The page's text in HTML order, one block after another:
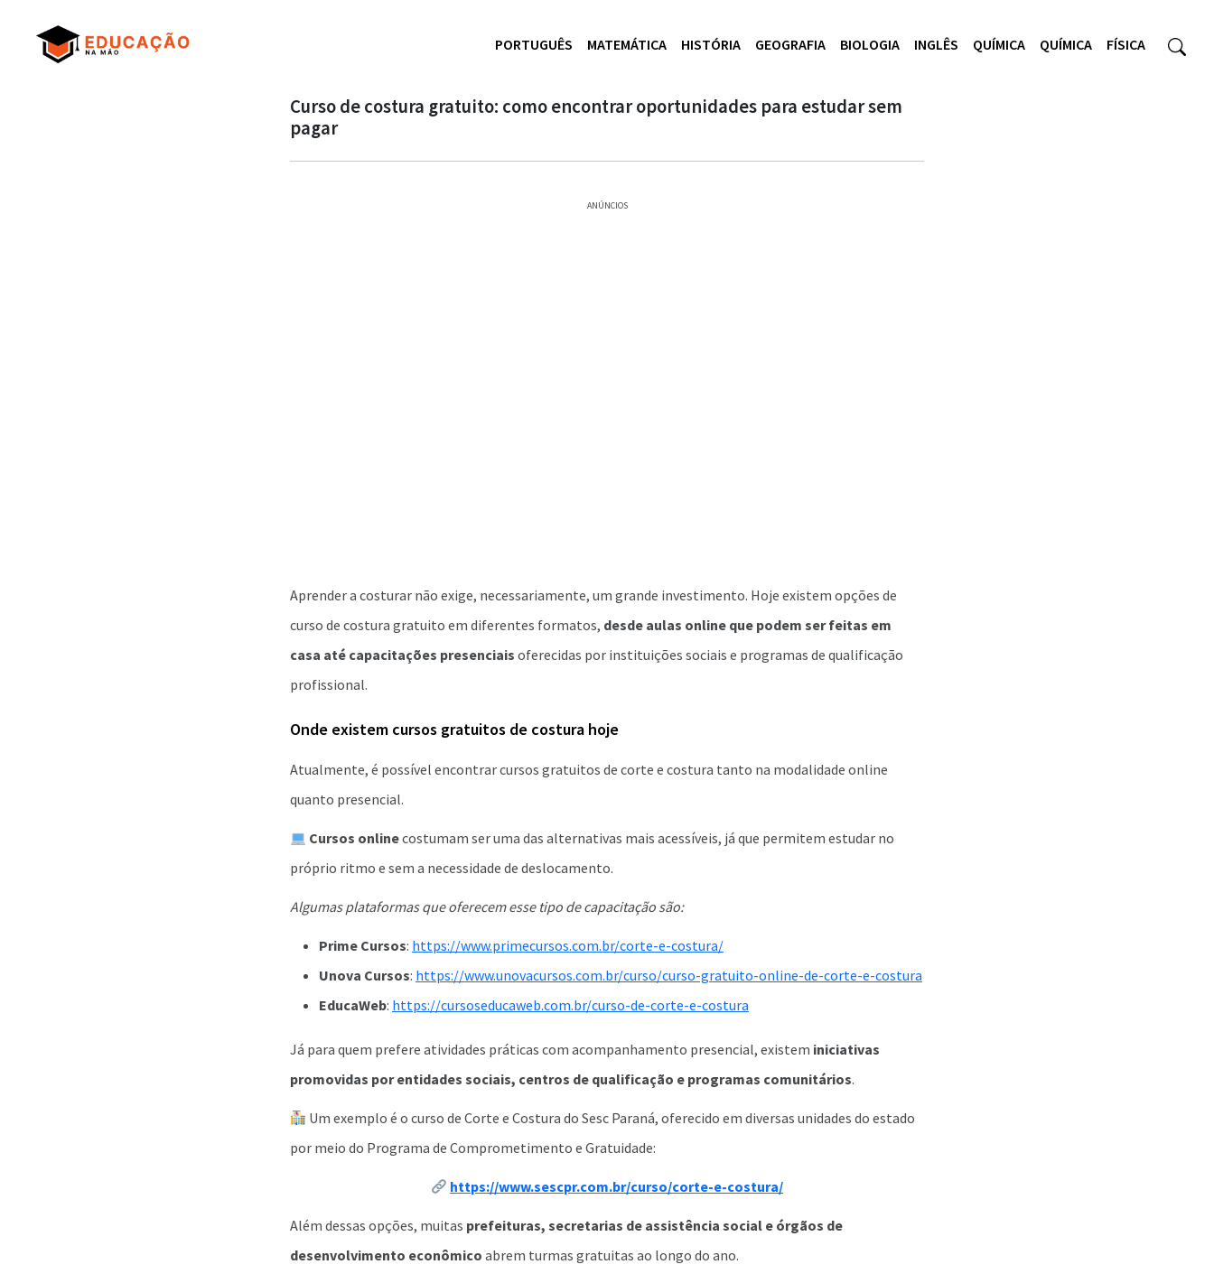
PORTUGUÊS MATEMÁTICA HISTÓRIA GEOGRAFIA BIOLOGIA INGLÊS QUÍMICA QUÍMICA FÍSICA
Curso de costura gratuito: como encontrar oportunidades para estudar sem
pagar
ANÚNCIOS
Aprender a costurar não exige, necessariamente, um grande investimento. Hoje existem opções de
curso de costura gratuito em diferentes formatos, desde aulas online que podem ser feitas em
casa até capacitações presenciais oferecidas por instituições sociais e programas de qualificação
profissional.
Onde existem cursos gratuitos de costura hoje
Atualmente, é possível encontrar cursos gratuitos de corte e costura tanto na modalidade online
quanto presencial.
Cursos onlinecostumam ser uma das alternativas mais acessíveis, já que permitem estudar no
próprio ritmo e sem a necessidade de deslocamento.
Algumas plataformas que oferecem esse tipo de capacitação são:
Prime Cursos: https://www.primecursos.com.br/corte-e-costura/
Unova Cursos: https://www.unovacursos.com.br/curso/curso-gratuito-online-de-corte-e-costura
EducaWeb: https://cursoseducaweb.com.br/curso-de-corte-e-costura
Já para quem prefere atividades práticas com acompanhamento presencial, existem iniciativas
promovidas por entidades sociais, centros de qualificação e programas comunitários.
Um exemplo é o curso de Corte e Costura do Sesc Paraná, oferecido em diversas unidades do estado
por meio do Programa de Comprometimento e Gratuidade:
https://www.sescpr.com.br/curso/corte-e-costura/
Além dessas opções, muitas prefeituras, secretarias de assistência social e órgãos de
desenvolvimento econômico abrem turmas gratuitas ao longo do ano.